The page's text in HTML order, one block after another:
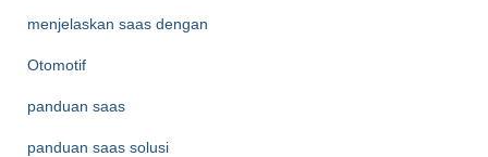
menjelaskan saas dengan
Otomotif
panduan saas
panduan saas solusi